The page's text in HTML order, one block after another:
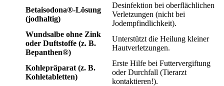
Betaisodona®-Lösung
(jodhaltig)
Desinfektion bei oberflächlichen
Verletzungen (nicht bei
Jodempfindlichkeit).
Wundsalbe ohne Zink
oder Duftstoffe (z. B.
Bepanthen®)
Unterstützt die Heilung kleiner
Hautverletzungen.
Kohlepräparat (z. B.
Kohletabletten)
Erste Hilfe bei Futtervergiftung
oder Durchfall (Tierarzt
kontaktieren!).